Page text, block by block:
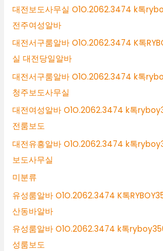
대전보도사무실 O1O.2062.3474 k톡
전주여성알바
대전서구룸알바 O1O.2062.3474 K톡
실 대전당일알바
대전서구룸알바 O1O.2062.3474 k톡
청주보도사무실
대전여성알바 O1O.2062.3474 k톡
전룸보도
대전유흥알바 O1O.2062.3474 k톡
보도사무실
미분류
유성룸알바 O1O.2062.3474 K톡
산동바알바
유성룸알바 O1O.2062.3474 k톡
성룸보도